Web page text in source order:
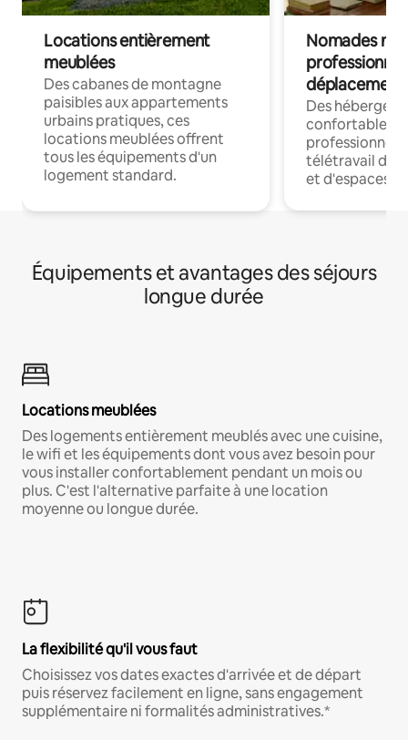
Locations entièrement
meublées
Des cabanes de montagne
paisibles aux appartements
urbains pratiques, ces
locations meublées offrent
tous les équipements d'un
logement standard.
Nomades
déplacement
Des
confortables
professionnels
télétravail
et d'espaces
Équipements et avantages des séjours
longue durée
Locations meublées
Des logements entièrement meublés avec une cuisine,
le wifi et les équipements dont vous avez besoin pour
vous installer confortablement pendant un mois ou
plus. C'est l'alternative parfaite à une location
moyenne ou longue durée.
La flexibilité qu'il vous faut
Choisissez vos dates exactes d'arrivée et de départ
puis réservez facilement en ligne, sans engagement
supplémentaire ni formalités administratives.*